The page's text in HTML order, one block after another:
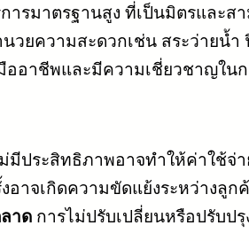
ารมาตรฐานสูง ที่เป็นมิตรและส
วยความสะดวกเช่น สระว่ายน้
อาชีพและมีความเชี่ยวชาญในก
มีประสิทธิภาพอาจทำให้ค่าใช้จ่
อาจเกิดความขัดแย้งระหว่างลู
าด การไม่ปรับเปลี่ยนหรือปรับป